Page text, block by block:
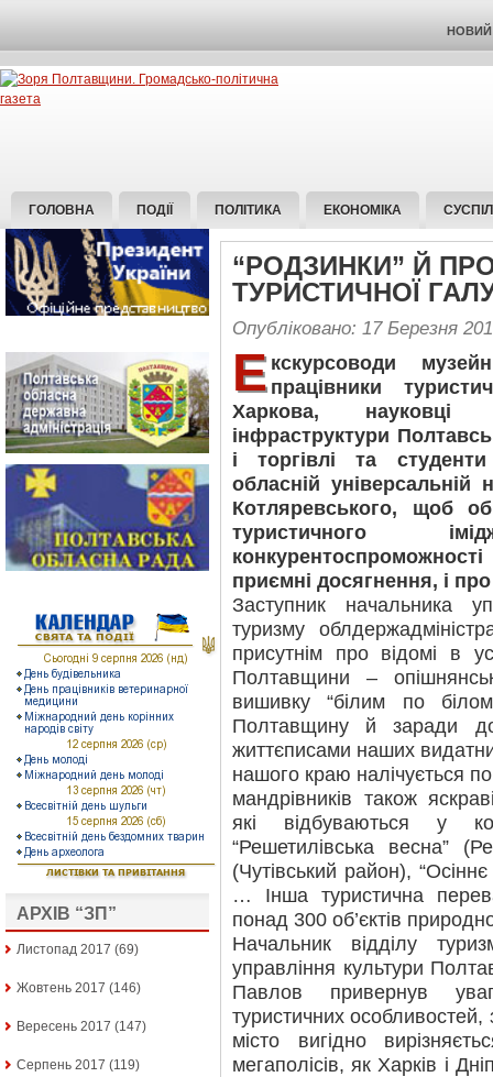
НОВИЙ
ГОЛОВНА ПОДІЇ ПОЛІТИКА ЕКОНОМІКА
АРХІВ “ЗП”
Листопад 2017 (69)
Жовтень 2017 (146)
Вересень 2017 (147)
Серпень 2017 (119)
“РОДЗИНКИ” Й
ТУРИСТИЧНОЇ
Опубліковано: 17 Березня
Е кскурсоводи
працівники
Харкова, науковці
інфраструктури
і торгівлі та
обласній універсальній
Котляревського, щоб
туристичного
приємні досягнення, і
Заступник начальника
туризму
присутнім про відомі в
Полтавщини –
вишивку “білим по
Полтавщину й заради
життєписами наших
нашого краю налічується
мандрівників також
які відбуваються у
“Решетилівська весна”
(Чутівський район),
… Інша туристична
понад 300 об’єктів
Начальник відділу
управління культури
Павлов привернув
туристичних
місто вигідно
мегаполісів, як Харків і